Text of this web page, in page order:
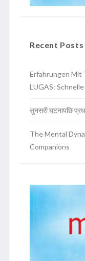
Recent Posts
Erfahrungen
LUGAS:
सुनसरी घटनापछि
The Mental
Companions